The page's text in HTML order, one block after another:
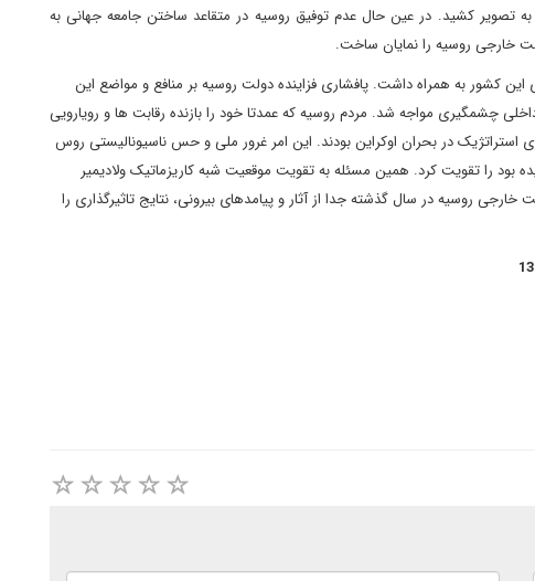
تصویر کشید. در عین حال عدم توفیق روسیه در متقاعد ساختن جامعه جهانی به
خارجی روسیه را نمایان ساخت.
کشور به همراه داشت. پافشاری فزاینده دولت روسیه بر منافع و مواضع این
چشمگیری مواجه شد. مردم روسیه که عمدتا خود را بازنده رقابت ها و رویارویی
در بحران اوکراین بودند. این امر غرور ملی و حس ناسیونالیستی روس
های بالکان در دهه 1990به شدت آسیب دیده بود را تقویت کرد. همین مسئله به تقویت موقعیت شبه کاریزماتیک ولادیمیر
روسیه در سال گذشته جدا از آثار و پیامدهای بیرونی، نتایج تاثیرگذاری را